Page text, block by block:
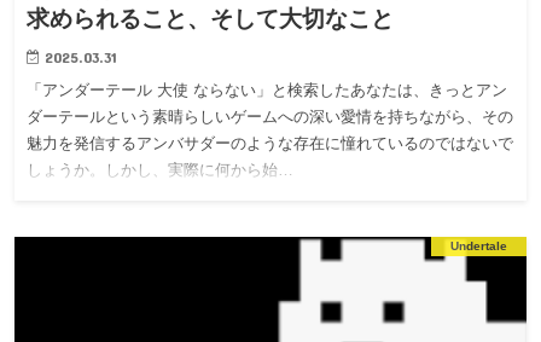
求められること、そして大切なこと
2025.03.31
「アンダーテール 大使 ならない」と検索したあなたは、きっとアン
ダーテールという素晴らしいゲームへの深い愛情を持ちながら、その
魅力を発信するアンバサダーのような存在に憧れているのではないで
しょうか。しかし、実際に何から始…
Undertale